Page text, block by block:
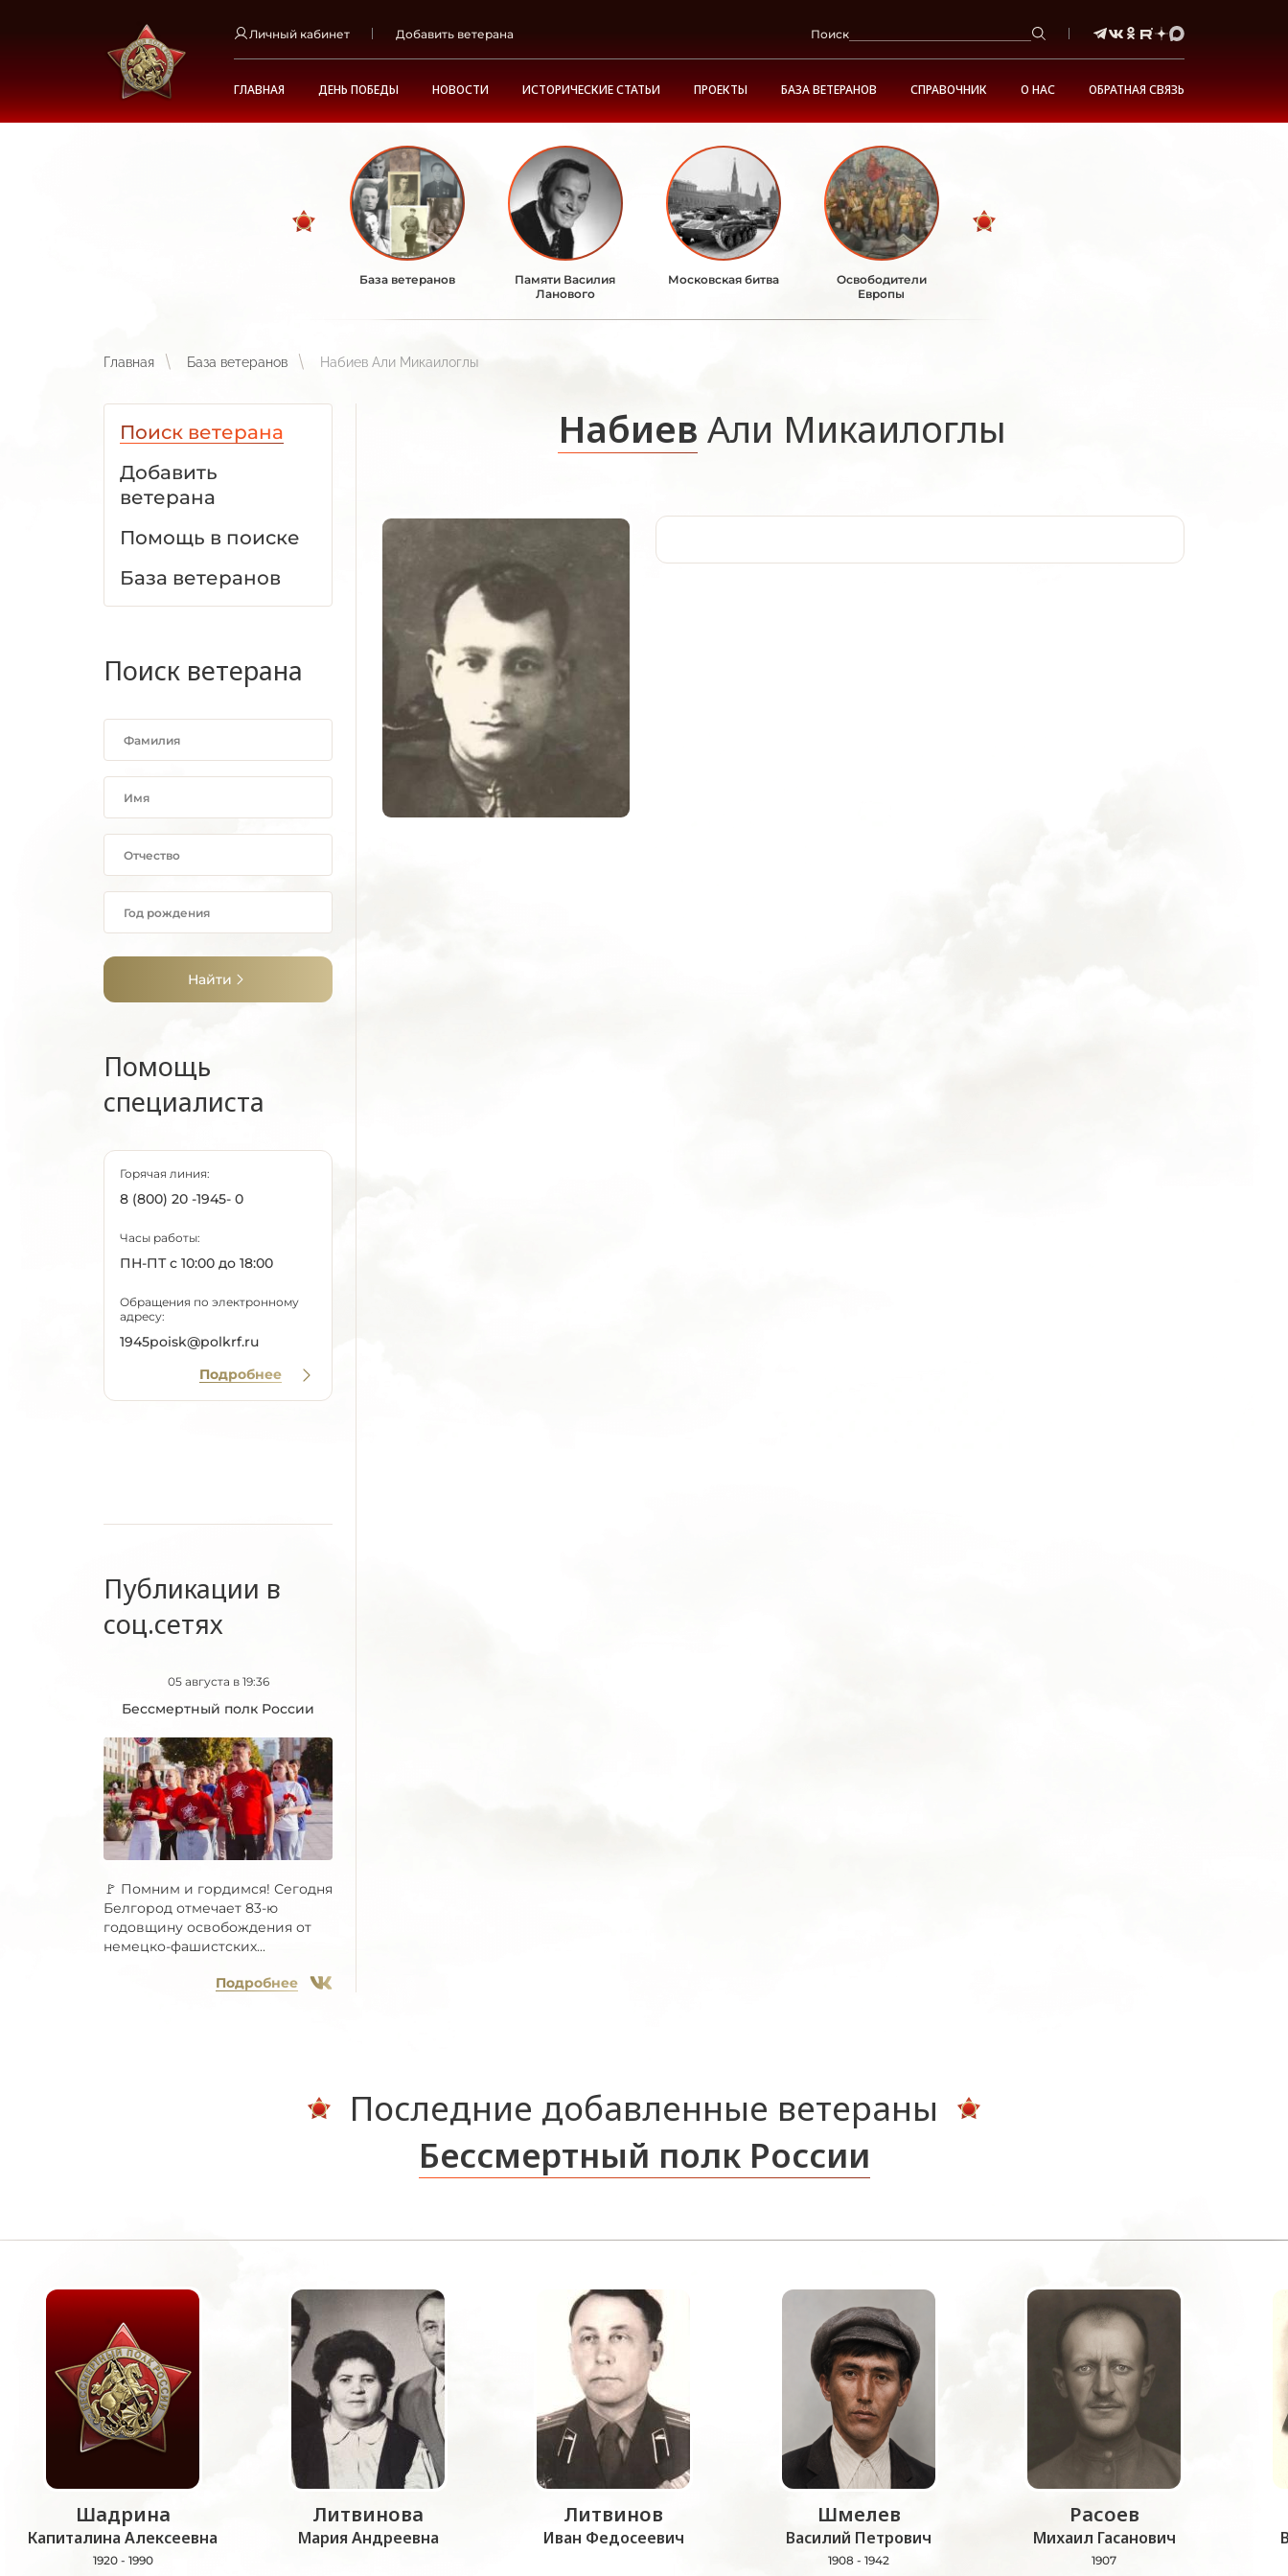
Личный кабинет Добавить ветерана Поиск
ГЛАВНАЯ ДЕНЬ ПОБЕДЫ НОВОСТИ ИСТОРИЧЕСКИЕ СТАТЬИ ПРОЕКТЫ БАЗА ВЕТЕРАНОВ СПРАВОЧНИК О НАС ОБРАТНАЯ СВЯЗЬ
База ветеранов
Памяти Василия
Ланового
Московская битва
Освободители
Европы
Главная База ветеранов Набиев Али Микаилоглы
Поиск ветерана
Добавить
ветерана
Помощь в поиске
База ветеранов
Поиск ветерана
Найти
Помощь
специалиста
Горячая линия:
8 (800) 20 -1945- 0
Часы работы:
ПН-ПТ с 10:00 до 18:00
Обращения по электронному
адресу:
1945poisk@polkrf.ru
Подробнее
Публикации в
соц.сетях
05 августа в 19:36
Бессмертный полк России
🚩 Помним и гордимся! Сегодня
Белгород отмечает 83-ю
годовщину освобождения от
немецко-фашистских...
Подробнее
Набиев Али Микаилоглы
Последние добавленные ветераны
Бессмертный полк России
Шадрина
Капиталина Алексеевна
1920 - 1990
Литвинова
Мария Андреевна
Литвинов
Иван Федосеевич
Шмелев
Василий Петрович
1908 - 1942
Расоев
Михаил Гасанович
1907